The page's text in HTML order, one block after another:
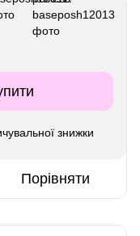
знижки
Порівняти